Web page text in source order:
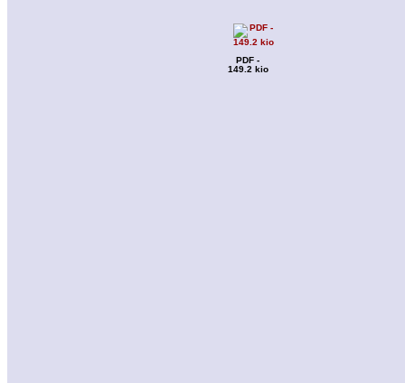
PDF -
149.2 kio